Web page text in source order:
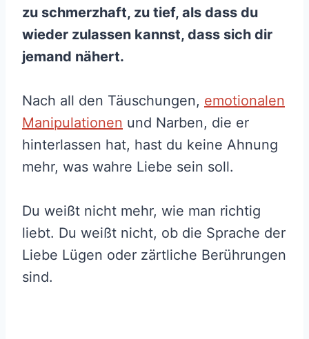
zu schmerzhaft, zu tief, als dass du
wieder zulassen kannst, dass sich dir
jemand nähert.
Nach all den Täuschungen, emotionalen
Manipulationen und Narben, die er
hinterlassen hat, hast du keine Ahnung
mehr, was wahre Liebe sein soll.
Du weißt nicht mehr, wie man richtig
liebt. Du weißt nicht, ob die Sprache der
Liebe Lügen oder zärtliche Berührungen
sind.